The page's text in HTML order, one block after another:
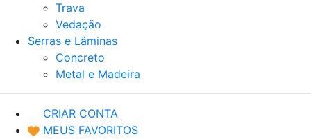
Trava
Vedação
Serras e Lâminas
Concreto
Metal e Madeira
CRIAR CONTA
MEUS FAVORITOS